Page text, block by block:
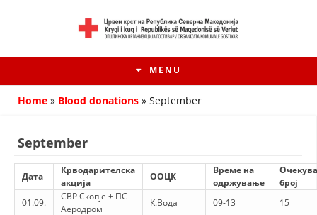
MENU
Home » Blood donations » September
September
Дата
Крводарителска
акција
ООЦК
Време на
одржување
број
01.09.
СВР Скопје + ПС
Аеродром
К.Вода 09-13 15